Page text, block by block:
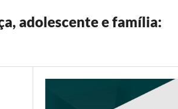
adolescente e família: